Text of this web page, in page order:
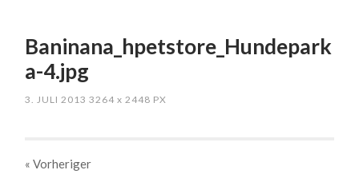
Baninana_hpetstore_Hundepark
a-4.jpg
3. JULI 2013 3264x 2448 PX
« Vorheriger